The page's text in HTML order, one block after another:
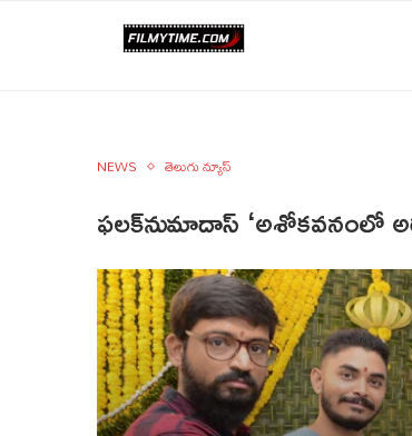
NEWS తెలుగు న్యూస్
ఫలక్‌నుమాదాస్ ‘అశోకవనంలో